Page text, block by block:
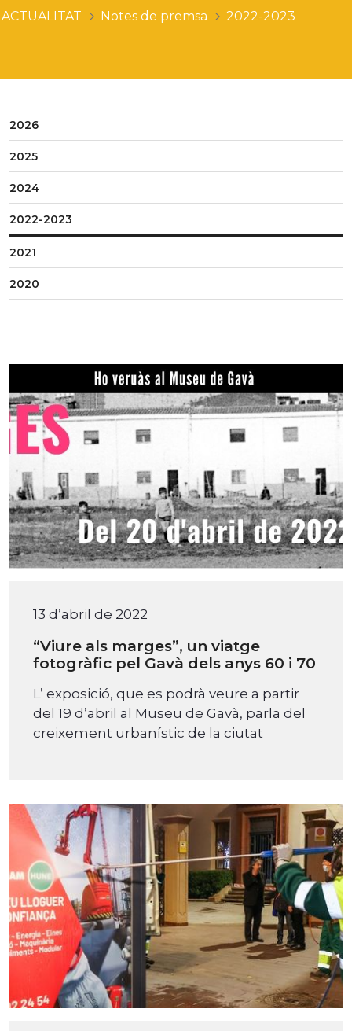
ACTUALITAT Notes de premsa 2022-2023
2026
2025
2024
2022-2023
2021
2020
13 d’abril de 2022
“Viure als marges”, un viatge
fotogràfic pel Gavà dels anys 60 i 70
L’ exposició, que es podrà veure a partir
del 19 d’abril al Museu de Gavà, parla del
creixement urbanístic de la ciutat